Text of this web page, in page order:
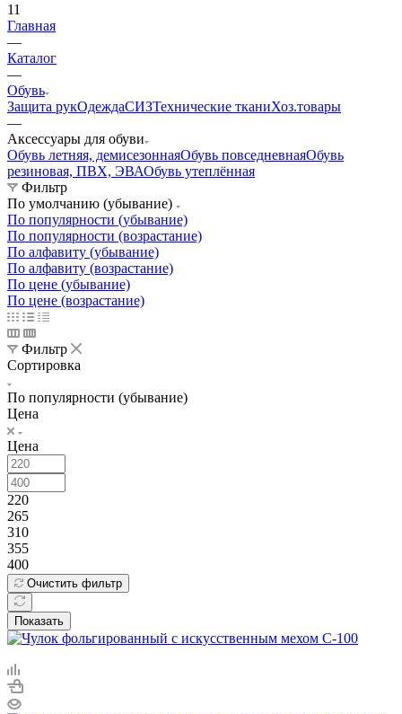
11
Главная
—
Каталог
—
Обувь
Защита рукОдеждаСИЗТехнические тканиХоз.товары
—
Аксессуары для обуви
Обувь летняя, демисезоннаяОбувь повседневнаяОбувь
резиновая, ПВХ, ЭВАОбувь утеплённая
Фильтр
По умолчанию (убывание)
По популярности (убывание)
По популярности (возрастание)
По алфавиту (убывание)
По алфавиту (возрастание)
По цене (убывание)
По цене (возрастание)
Фильтр
Сортировка
По популярности (убывание)
Цена
Цена
220
265
310
355
400
Очистить фильтр
Показать